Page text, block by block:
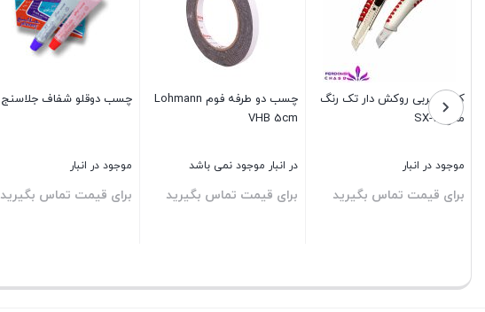
کارتر سربی روکش دار تک رنگ
مدل SX-10
موجود در انبار
برای قیمت تماس بگیرید
چسب دو طرفه فوم Lohmann
VHB 5cm
در انبار موجود نمی باشد
برای قیمت تماس بگیرید
چسب دوقلو شفاف جلاسنج
موجود در انبار
برای قیمت تماس بگیرید